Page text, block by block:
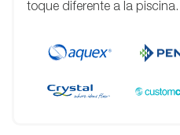
toque diferente a la piscina.